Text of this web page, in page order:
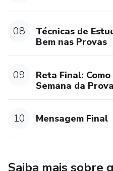
São mais de 7 horas de
pra você assistir da forma
aulas são 100% gravadas e
08
Técnicas de
Bem nas Provas
09
Reta Final:
Semana da Prova
10 Mensagem Final
Saiba mais sobre